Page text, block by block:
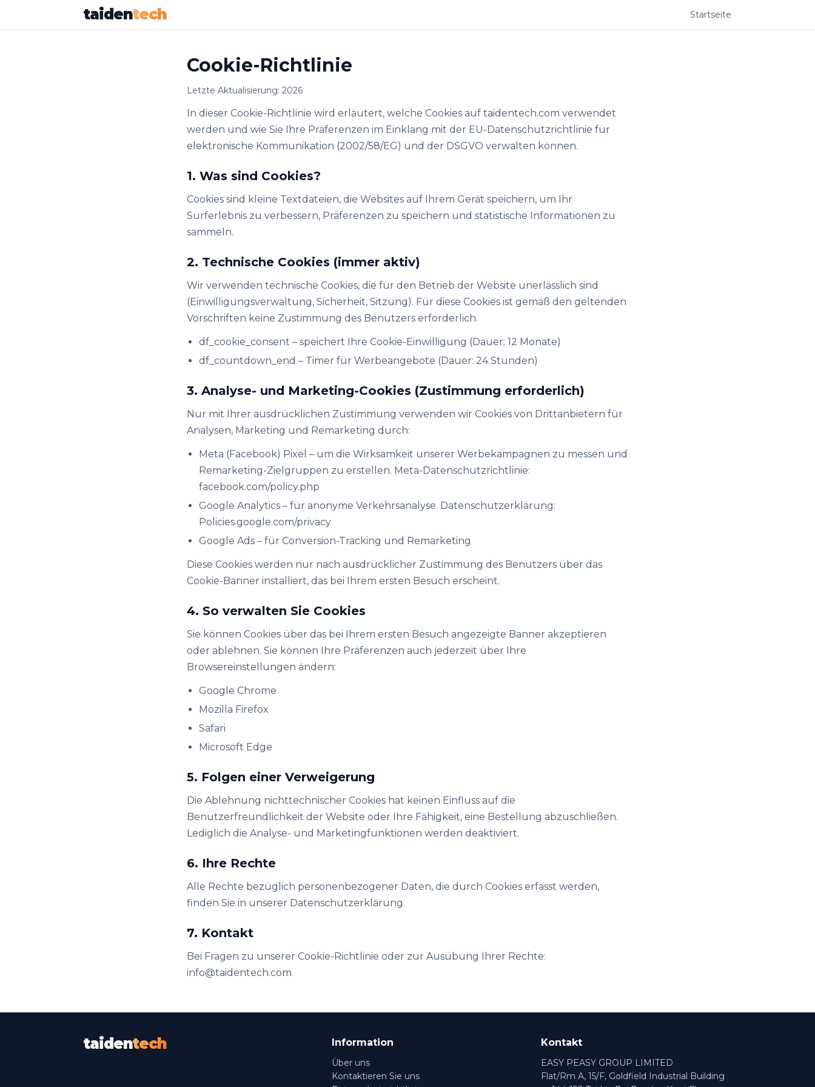
taidentech Startseite
Cookie-Richtlinie
Letzte Aktualisierung: 2026
In dieser Cookie-Richtlinie wird erläutert, welche Cookies auf taidentech.com verwendet
werden und wie Sie Ihre Präferenzen im Einklang mit der EU-Datenschutzrichtlinie für
elektronische Kommunikation (2002/58/EG) und der DSGVO verwalten können.
1. Was sind Cookies?
Cookies sind kleine Textdateien, die Websites auf Ihrem Gerät speichern, um Ihr
Surferlebnis zu verbessern, Präferenzen zu speichern und statistische Informationen zu
sammeln.
2. Technische Cookies (immer aktiv)
Wir verwenden technische Cookies, die für den Betrieb der Website unerlässlich sind
(Einwilligungsverwaltung, Sicherheit, Sitzung). Für diese Cookies ist gemäß den geltenden
Vorschriften keine Zustimmung des Benutzers erforderlich.
df_cookie_consent – ​​speichert Ihre Cookie-Einwilligung (Dauer: 12 Monate)
df_countdown_end – Timer für Werbeangebote (Dauer: 24 Stunden)
3. Analyse- und Marketing-Cookies (Zustimmung erforderlich)
Nur mit Ihrer ausdrücklichen Zustimmung verwenden wir Cookies von Drittanbietern für
Analysen, Marketing und Remarketing durch:
Meta (Facebook) Pixel – um die Wirksamkeit unserer Werbekampagnen zu messen und
Remarketing-Zielgruppen zu erstellen. Meta-Datenschutzrichtlinie:
facebook.com/policy.php
Google Analytics – für anonyme Verkehrsanalyse. Datenschutzerklärung:
Policies.google.com/privacy
Google Ads – für Conversion-Tracking und Remarketing
Diese Cookies werden nur nach ausdrücklicher Zustimmung des Benutzers über das
Cookie-Banner installiert, das bei Ihrem ersten Besuch erscheint.
4. So verwalten Sie Cookies
Sie können Cookies über das bei Ihrem ersten Besuch angezeigte Banner akzeptieren
oder ablehnen. Sie können Ihre Präferenzen auch jederzeit über Ihre
Browsereinstellungen ändern:
Google Chrome
Mozilla Firefox
Safari
Microsoft Edge
5. Folgen einer Verweigerung
Die Ablehnung nichttechnischer Cookies hat keinen Einfluss auf die
Benutzerfreundlichkeit der Website oder Ihre Fähigkeit, eine Bestellung abzuschließen.
Lediglich die Analyse- und Marketingfunktionen werden deaktiviert.
6. Ihre Rechte
Alle Rechte bezüglich personenbezogener Daten, die durch Cookies erfasst werden,
finden Sie in unserer Datenschutzerklärung.
7. Kontakt
Bei Fragen zu unserer Cookie-Richtlinie oder zur Ausübung Ihrer Rechte:
info@taidentech.com
taidentech Information
Über uns
Kontaktieren Sie uns
Kontakt
EASY PEASY GROUP LIMITED
Flat/Rm A, 15/F, Goldfield Industrial Building